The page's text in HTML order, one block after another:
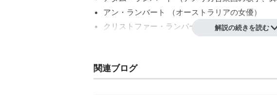
アン・ランバート
（オーストラリアの女優）
クリストファー・ランバート
（フランスの俳優）
解説の続きを読む
関連ブログ